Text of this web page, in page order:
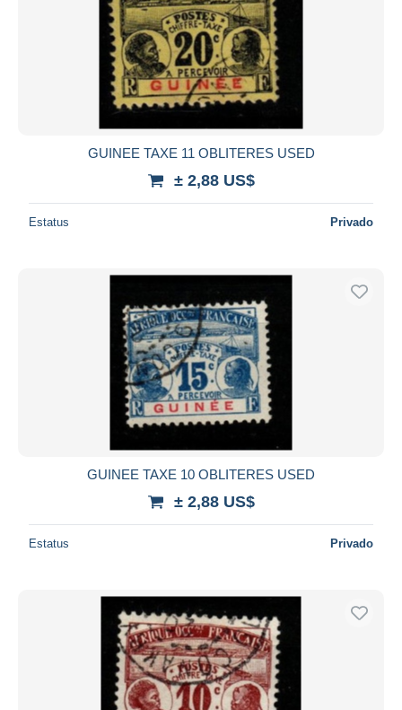
GUINEE TAXE 11 OBLITERES USED
± 2,88 US$
Estatus Privado
GUINEE TAXE 10 OBLITERES USED
± 2,88 US$
Estatus Privado